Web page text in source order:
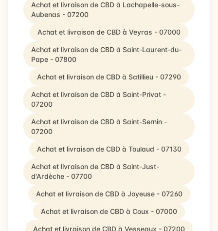
Achat et livraison de CBD à Lachapelle-sous-
Aubenas - 07200
Achat et livraison de CBD à Veyras - 07000
Achat et livraison de CBD à Saint-Laurent-du-
Pape - 07800
Achat et livraison de CBD à Satillieu - 07290
Achat et livraison de CBD à Saint-Privat -
07200
Achat et livraison de CBD à Saint-Sernin -
07200
Achat et livraison de CBD à Toulaud - 07130
Achat et livraison de CBD à Saint-Just-
d'Ardèche - 07700
Achat et livraison de CBD à Joyeuse - 07260
Achat et livraison de CBD à Coux - 07000
Achat et livraison de CBD à Vesseaux - 07200